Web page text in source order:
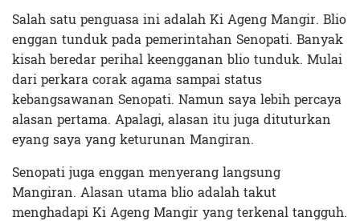
Salah satu penguasa ini adalah Ki Ageng Mangir. Blio
enggan tunduk pada pemerintahan Senopati. Banyak
kisah beredar perihal keengganan blio tunduk. Mulai
dari perkara corak agama sampai status
kebangsawanan Senopati. Namun saya lebih percaya
alasan pertama. Apalagi, alasan itu juga dituturkan
eyang saya yang keturunan Mangiran.
Senopati juga enggan menyerang langsung
Mangiran. Alasan utama blio adalah takut
menghadapi Ki Ageng Mangir yang terkenal tangguh.